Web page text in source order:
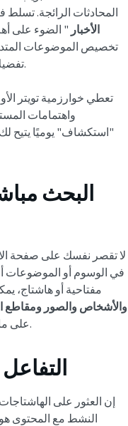
المحادثات الرائجة. تسلط
الأخبار " الضوء على
تخصيص الموضوعات
تفضيلاتك لعرض الهاشتاجات المتداولة عالميًا.
تعطي خوارزمية تويتر
واهتمامات
"استكشاف" يوميًا يتيح
لا تقصر نفسك على صفحة
في الوسوم أو الموضوعات أو
مفتاحية أو هاشتاج،
والأشخاص والصور ومقاطع
على ما تبحث عنه بالضبط بالتنسيق الذي تريده.
3.
إن العثور على الهاشتاجات
النشط مع المحتوى هو